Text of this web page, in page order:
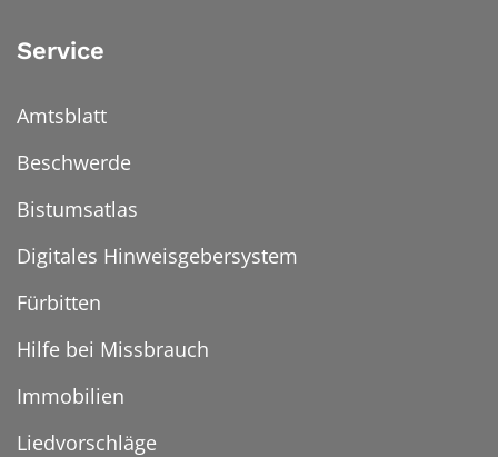
Service
Amtsblatt
Beschwerde
Bistumsatlas
Digitales Hinweisgebersystem
Fürbitten
Hilfe bei Missbrauch
Immobilien
Liedvorschläge